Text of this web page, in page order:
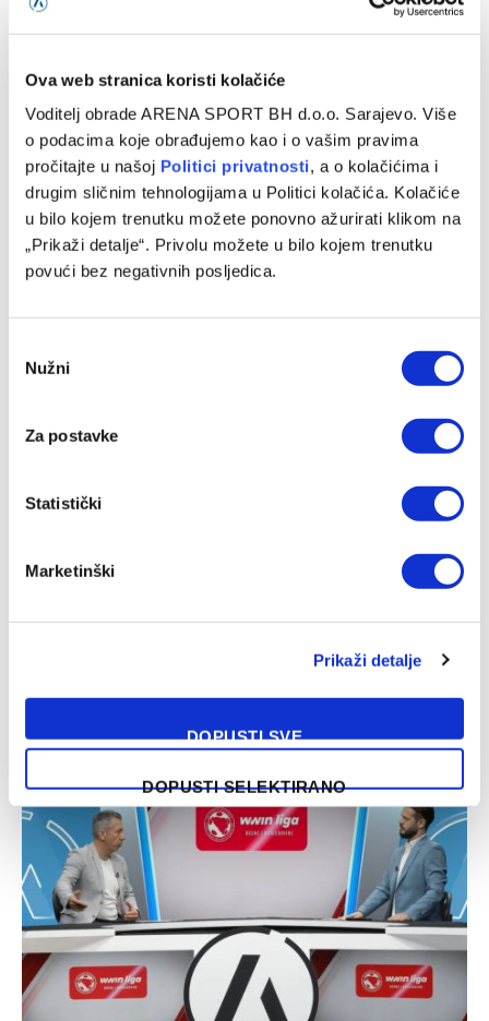
Ova web stranica koristi kolačiće
Voditelj obrade ARENA SPORT BH d.o.o. Sarajevo. Više
o podacima koje obrađujemo kao i o vašim pravima
pročitajte u našoj Politici privatnosti, a o kolačićima i
drugim sličnim tehnologijama u Politici kolačića. Kolačiće
u bilo kojem trenutku možete ponovno ažurirati klikom na
„Prikaži detalje“. Privolu možete u bilo kojem trenutku
povući bez negativnih posljedica.
Selection
Nužni
Za postavke
Statistički
Marketinški
Prikaži detalje
DOPUSTI SVE
DOPUSTI SELEKTIRANO
atmosferi
Muslera: Poseban dan i poseban trenutak za mene
07/08/2026